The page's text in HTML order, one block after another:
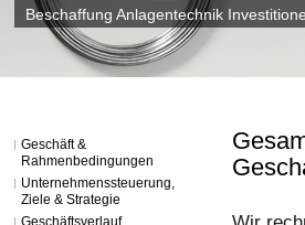
Beschaffung Anlagentechnik
Geschäft &
Rahmenbedingungen
Unternehmenssteuerung,
Ziele & Strategie
Geschäftsverlauf